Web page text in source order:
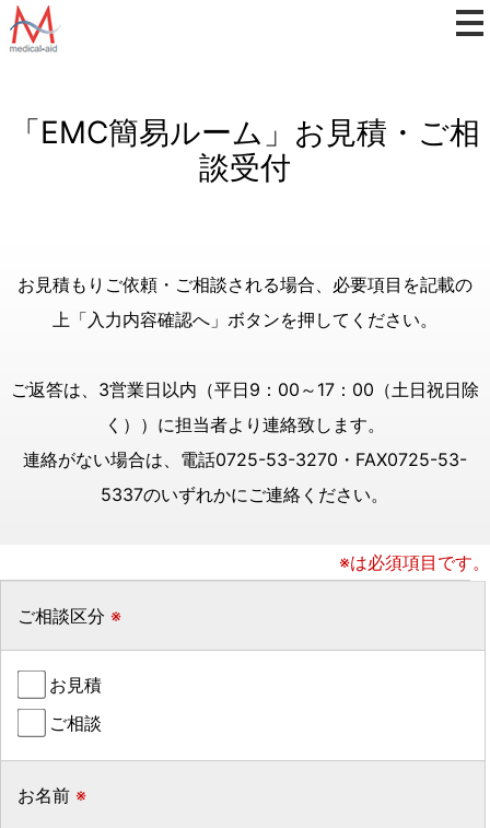
「EMC簡易ルーム」お見積・ご相
談受付
お見積もりご依頼・ご相談される場合、必要項目を記載の
上「入力内容確認へ」ボタンを押してください。
ご返答は、3営業日以内（平日9：00～17：00（土日祝日除
く））に担当者より連絡致します。
連絡がない場合は、電話0725-53-3270・FAX0725-53-
5337のいずれかにご連絡ください。
※は必須項目です。
ご相談区分 ※
お見積
ご相談
お名前 ※